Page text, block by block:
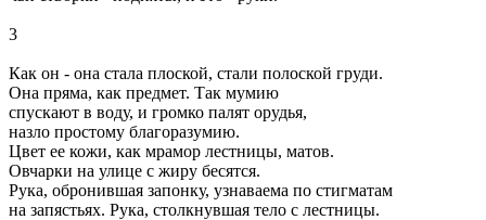
3
Как он - она стала плоской, стали полоской груди.
Она пряма, как предмет. Так мумию
спускают в воду, и громко палят орудья,
назло простому благоразумию.
Цвет ее кожи, как мрамор лестницы, матов.
Овчарки на улице с жиру бесятся.
Рука, обронившая запонку, узнаваема по стигматам
на запястьях. Рука, столкнувшая тело с лестницы.